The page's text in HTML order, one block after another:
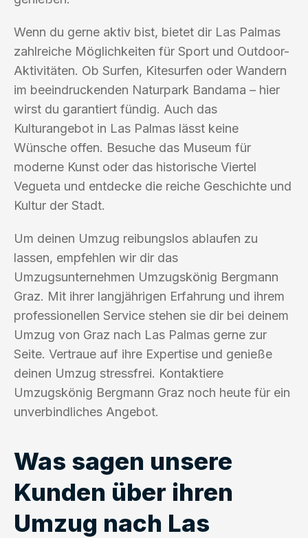
Wenn du gerne aktiv bist, bietet dir Las Palmas
zahlreiche Möglichkeiten für Sport und Outdoor-
Aktivitäten. Ob Surfen, Kitesurfen oder Wandern
im beeindruckenden Naturpark Bandama – hier
wirst du garantiert fündig. Auch das
Kulturangebot in Las Palmas lässt keine
Wünsche offen. Besuche das Museum für
moderne Kunst oder das historische Viertel
Vegueta und entdecke die reiche Geschichte und
Kultur der Stadt.
Um deinen Umzug reibungslos ablaufen zu
lassen, empfehlen wir dir das
Umzugsunternehmen Umzugskönig Bergmann
Graz. Mit ihrer langjährigen Erfahrung und ihrem
professionellen Service stehen sie dir bei deinem
Umzug von Graz nach Las Palmas gerne zur
Seite. Vertraue auf ihre Expertise und genieße
deinen Umzug stressfrei. Kontaktiere
Umzugskönig Bergmann Graz noch heute für ein
unverbindliches Angebot.
Was sagen unsere
Kunden über ihren
Umzug nach Las